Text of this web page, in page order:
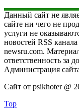
Данный сайт не
сайте ни чего не
услуги не
новостей RSS
newsru.com.
ответственность за
Администрация
Сайт от psikhoter @
Top